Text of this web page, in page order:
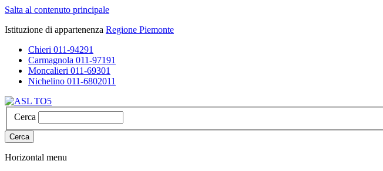
Salta al contenuto principale
Istituzione di appartenenza Regione Piemonte
Chieri 011-94291
Carmagnola 011-97191
Moncalieri 011-69301
Nichelino 011-6802011
Cerca
Cerca
Horizontal menu